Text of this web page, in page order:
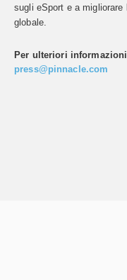
sugli eSport e a
globale.
Per ulteriori
press@pinnacle.com